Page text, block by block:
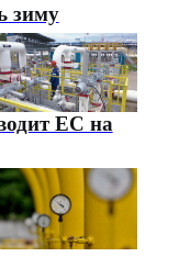
зиму
ЕС на